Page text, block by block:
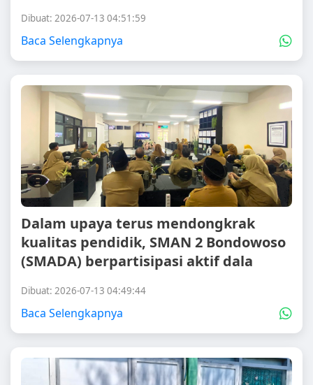
Dibuat: 2026-07-13 04:51:59
Baca Selengkapnya
Dalam upaya terus mendongkrak
kualitas pendidik, SMAN 2 Bondowoso
(SMADA) berpartisipasi aktif dala
Dibuat: 2026-07-13 04:49:44
Baca Selengkapnya